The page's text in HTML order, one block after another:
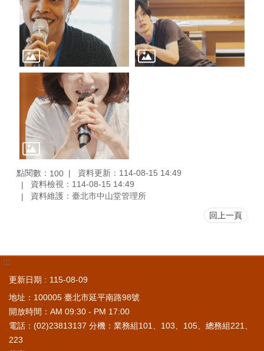
點閱數： 100
資料更新：114-08-15 14:49
資料檢視：114-08-15 14:49
資料維護：臺北市中山堂管理所
回上一頁
:::
更新日期
115-08-09
地址：100005 臺北市延平南路98號
開放時間：AM 09:30 - PM 17:00
電話：(02)23813137 分機：業務組101、103、105、總務組221、
223